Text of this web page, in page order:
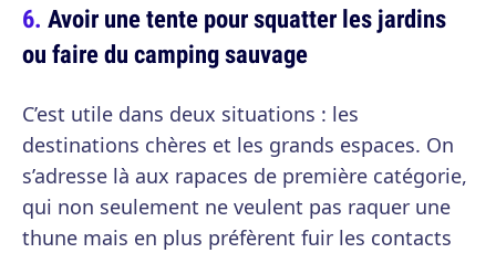
Avoir une tente pour squatter les jardins
ou faire du camping sauvage
C’est utile dans deux situations : les
destinations chères et les grands espaces. On
s’adresse là aux rapaces de première catégorie,
qui non seulement ne veulent pas raquer une
thune mais en plus préfèrent fuir les contacts